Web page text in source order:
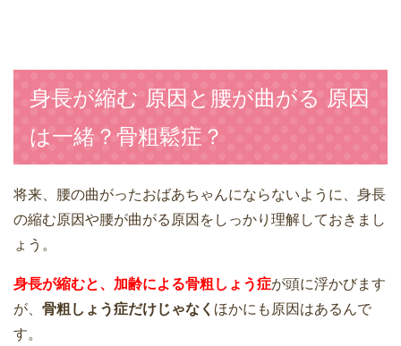
身長が縮む 原因と腰が曲がる 原因
は一緒？骨粗鬆症？
将来、腰の曲がったおばあちゃんにならないように、身長
の縮む原因や腰が曲がる原因をしっかり理解しておきまし
ょう。
身長が縮むと、加齢による骨粗しょう症が頭に浮かびます
が、 骨粗しょう症だけじゃなく ほかにも原因はあるんで
す。